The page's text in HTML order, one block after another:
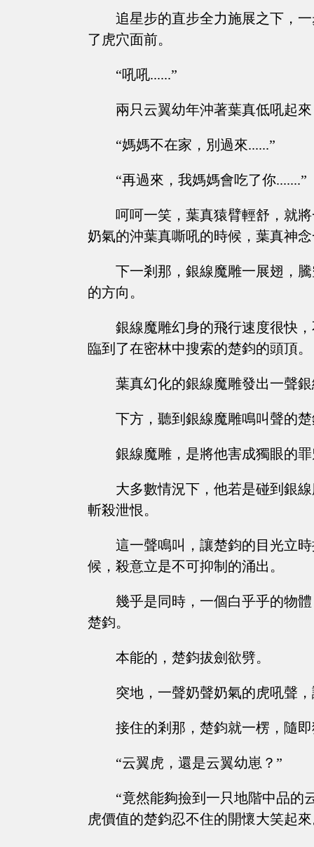
追星步的直步全力施展之下，
了虎穴面前。
“吼吼......”
兩只云翼幼年沖著葉真低吼起
“媽媽不在家，別過來......”
“再過來，我媽媽會吃了你.......”
呵呵一笑，葉真猿臂輕舒，就
奶氣的沖葉真嘶吼的時候，葉真神
下一剎那，銀線魔雕一展翅，
的方向。
銀線魔雕幻身的飛行速度很快
臨到了在密林中搜索的楚鈞的頭頂。
葉真幻化的銀線魔雕發出一聲
下方，聽到銀線魔雕鳴叫聲的
銀線魔雕，是將他害成獨眼的
大多數情況下，他若是碰到銀
斬殺泄恨。
這一聲鳴叫，讓楚鈞的目光立
候，殺意立是不可抑制的涌出。
幾乎是同時，一個白乎乎的物
楚鈞。
本能的，楚鈞拔劍欲劈。
突地，一聲奶聲奶氣的虎吼聲
接住的剎那，楚鈞就一楞，隨
“云翼虎，還是云翼幼崽？”
“竟然能夠撿到一只地階中品的
虎價值的楚鈞忍不住的開懷大笑起